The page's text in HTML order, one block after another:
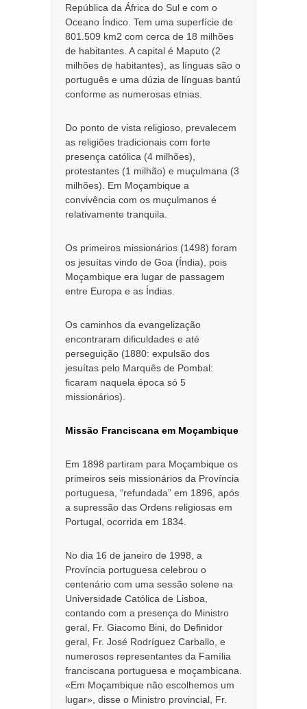
República da África do Sul e com o
Oceano Índico. Tem uma superfície de
801.509 km2 com cerca de 18 milhões
de habitantes. A capital é Maputo (2
milhões de habitantes), as línguas são o
português e uma dúzia de línguas bantú
conforme as numerosas etnias.
Do ponto de vista religioso, prevalecem
as religiões tradicionais com forte
presença católica (4 milhões),
protestantes (1 milhão) e muçulmana (3
milhões). Em Moçambique a
convivência com os muçulmanos é
relativamente tranquila.
Os primeiros missionários (1498) foram
os jesuítas vindo de Goa (Índia), pois
Moçambique era lugar de passagem
entre Europa e as Índias.
Os caminhos da evangelização
encontraram dificuldades e até
perseguição (1880: expulsão dos
jesuítas pelo Marquês de Pombal:
ficaram naquela época só 5
missionários).
Missão Franciscana em Moçambique
Em 1898 partiram para Moçambique os
primeiros seis missionários da Província
portuguesa, “refundada” em 1896, após
a supressão das Ordens religiosas em
Portugal, ocorrida em 1834.
No dia 16 de janeiro de 1998, a
Província portuguesa celebrou o
centenário com uma sessão solene na
Universidade Católica de Lisboa,
contando com a presença do Ministro
geral, Fr. Giacomo Bini, do Definidor
geral, Fr. José Rodríguez Carballo, e
numerosos representantes da Família
franciscana portuguesa e moçambicana.
«Em Moçambique não escolhemos um
lugar», disse o Ministro provincial, Fr.